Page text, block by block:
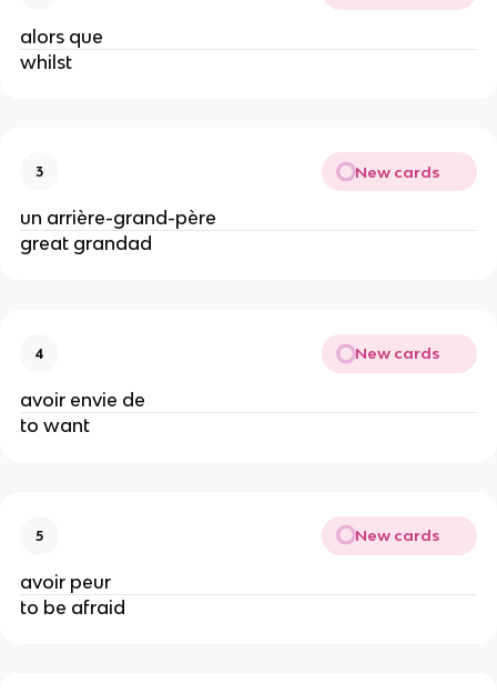
alors que
whilst
3 New cards
un arrière-grand-père
great grandad
4 New cards
avoir envie de
to want
5 New cards
avoir peur
to be afraid